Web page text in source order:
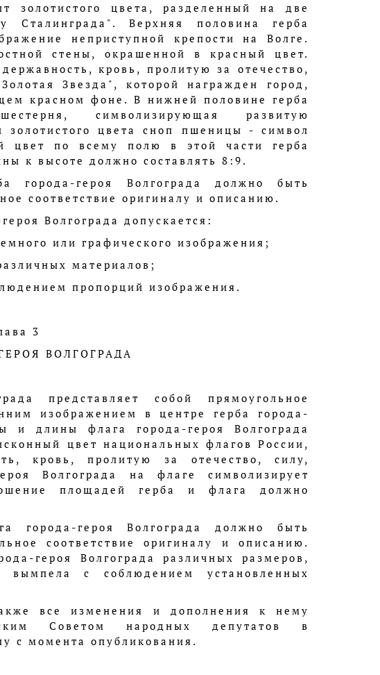
золотистого цвета, разделенный на две
Верхняя половина герба
неприступной крепости на Волге.
стены, окрашенной в красный цвет.
кровь, пролитую за отечество,
Звезда", которой награжден город,
красном фоне. В нижней половине герба
символизирующая развитую
цвета сноп пшеницы - символ
цвет по всему полю в этой части герба
к высоте должно составлять 8:9.
города-героя Волгограда должно быть
соответствие оригиналу и описанию.
Волгограда допускается:
или графического изображения;
материалов;
пропорций изображения.
3
ВОЛГОГРАДА
представляет собой прямоугольное
изображением в центре герба города-
и длины флага города-героя Волгограда
цвет национальных флагов России,
кровь, пролитую за отечество, силу,
Волгограда на флаге символизирует
площадей герба и флага должно
города-героя Волгограда должно быть
соответствие оригиналу и описанию.
героя Волгограда различных размеров,
с соблюдением установленных
все изменения и дополнения к нему
Советом народных депутатов в
с момента опубликования.